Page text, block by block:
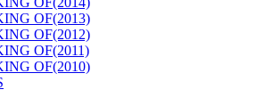
OF(2013)
OF(2012)
OF(2011)
OF(2010)